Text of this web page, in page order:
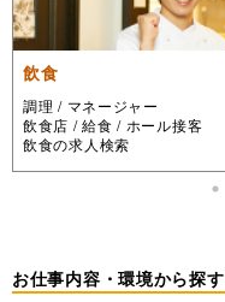
飲食
調理 / マネージャー
飲食店 / 給食 / ホール接客
飲食の求人検索
お仕事内容・環境から探す